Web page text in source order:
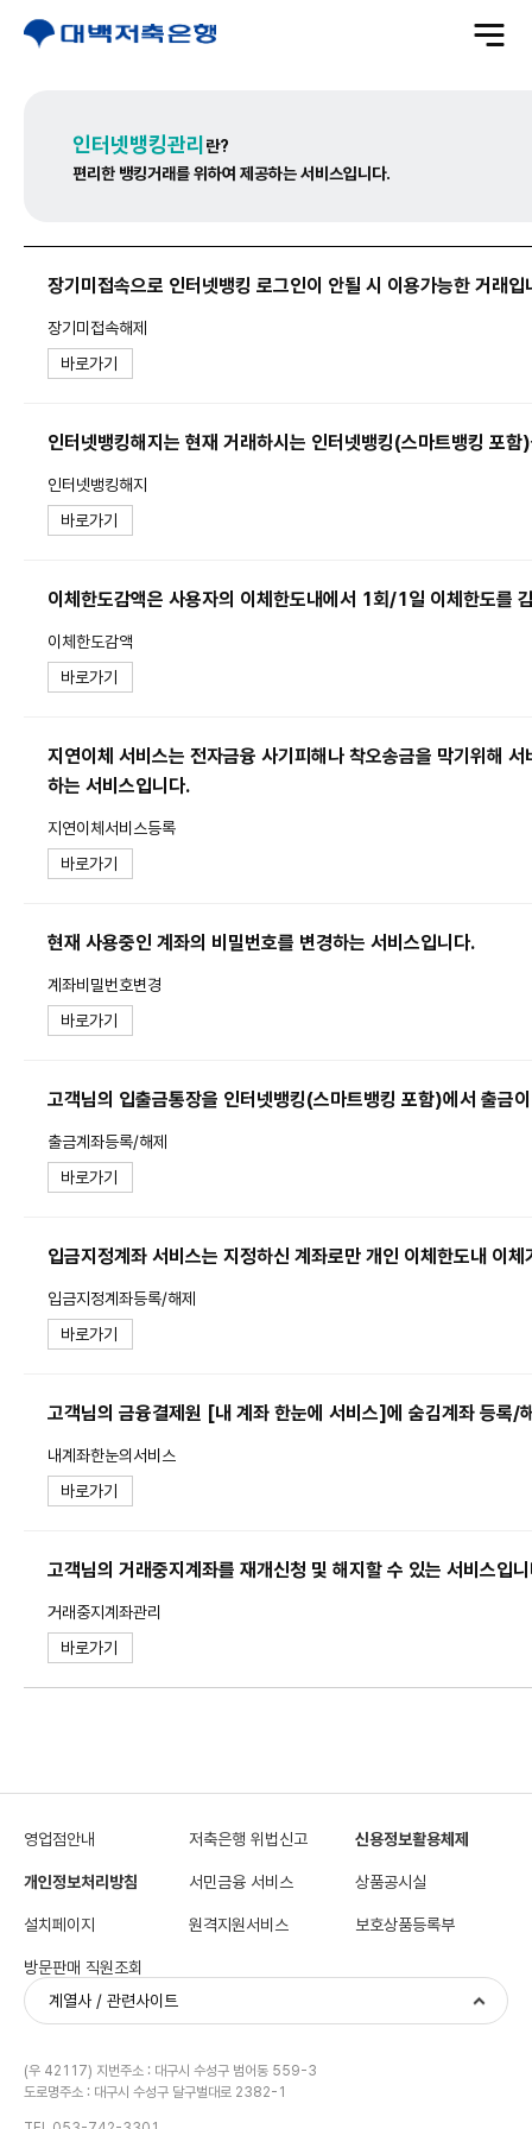
전
체
인터넷뱅킹관리 란?
편리한 뱅킹거래를 위하여 제공하는 서비스입니다.
장기미접속으로 인터넷뱅킹 로그인이 안될 시 이용가능한 거래입
장기미접속해제
바로가기
인터넷뱅킹해지는 현재 거래하시는 인터넷뱅킹(스마트뱅킹 포
인터넷뱅킹해지
바로가기
이체한도감액은 사용자의 이체한도내에서 1회/1일 이체한도를
이체한도감액
바로가기
지연이체 서비스는 전자금융 사기피해나 착오송금을 막기위해
하는 서비스입니다.
지연이체서비스등록
바로가기
현재 사용중인 계좌의 비밀번호를 변경하는 서비스입니다.
계좌비밀번호변경
바로가기
고객님의 입출금통장을 인터넷뱅킹(스마트뱅킹 포함)에서 출금
출금계좌등록/해제
바로가기
입금지정계좌 서비스는 지정하신 계좌로만 개인 이체한도내 이
입금지정계좌등록/해제
바로가기
고객님의 금융결제원 [내 계좌 한눈에 서비스]에 숨김계좌 등록/
내계좌한눈의서비스
바로가기
고객님의 거래중지계좌를 재개신청 및 해지할 수 있는 서비스입
거래중지계좌관리
바로가기
영업점안내 저축은행 위법신고 신용정보활용체제
개인정보처리방침 서민금융 서비스 상품공시실
설치페이지 원격지원서비스 보호상품등록부
방문판매 직원조회
계열사 / 관련사이트
(우 42117) 지번주소 : 대구시 수성구 범어동 559-3
도로명주소 : 대구시 수성구 달구벌대로 2382-1